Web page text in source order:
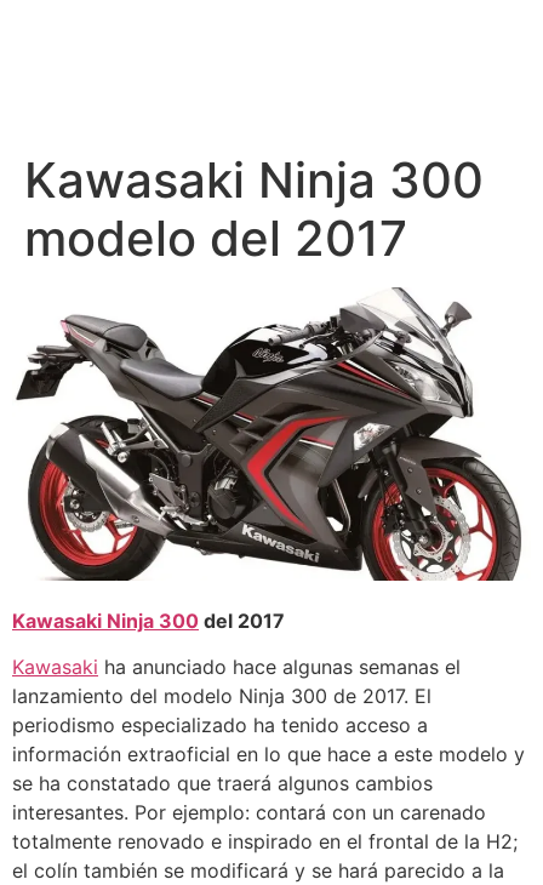
Kawasaki Ninja 300
modelo del 2017
Kawasaki Ninja 300 del 2017
Kawasaki ha anunciado hace algunas semanas el
lanzamiento del modelo Ninja 300 de 2017. El
periodismo especializado ha tenido acceso a
información extraoficial en lo que hace a este modelo y
se ha constatado que traerá algunos cambios
interesantes. Por ejemplo: contará con un carenado
totalmente renovado e inspirado en el frontal de la H2;
el colín también se modificará y se hará parecido a la